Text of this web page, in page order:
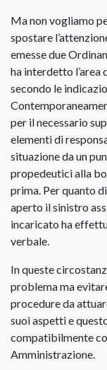
Ma non vogliamo
spostare
emesse due
ha interdetto l’area
secondo le
per il necessario
elementi di
situazione da un
propedeutici alla
prima. Per quanto
aperto il sinistro
incaricato ha
verbale.
In queste
problema ma
procedure da
suoi aspetti e
compatibilmente
Amministrazione.